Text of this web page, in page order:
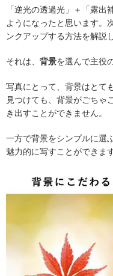
「逆光の透過光」＋「露
ようになったと思います。
ンクアップする方法を解説
それは、 背景を選んで主役
写真にとって、背景はとて
見つけても、背景がごちゃ
き出すことができません。
一方で背景をシンプルに選
魅力的に写すことができます